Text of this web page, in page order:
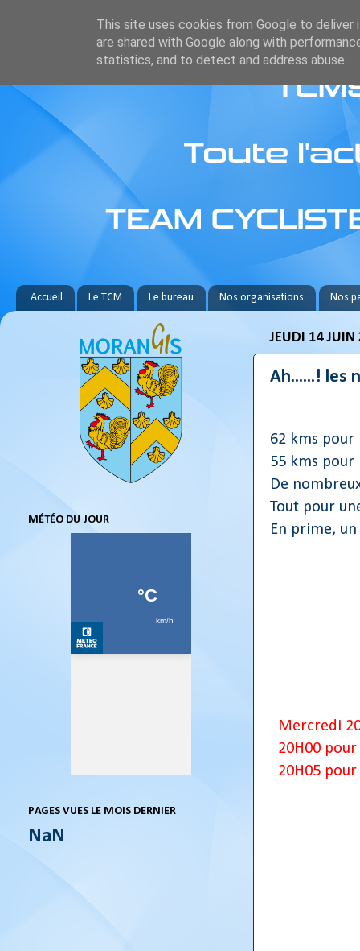
Accueil Le TCM Le bureau Nos organisations Nos
JEUDI 14 JUIN
Ah......! les
62 kms pour
55 kms pour
De
Tout pour
En prime,
Mercredi
20H00
20H05 pour
MÉTÉO DU JOUR
PAGES VUES LE MOIS DERNIER
NaN
This site uses cookies from Google to deliver
are shared with Google along with
statistics, and to detect and address abuse.